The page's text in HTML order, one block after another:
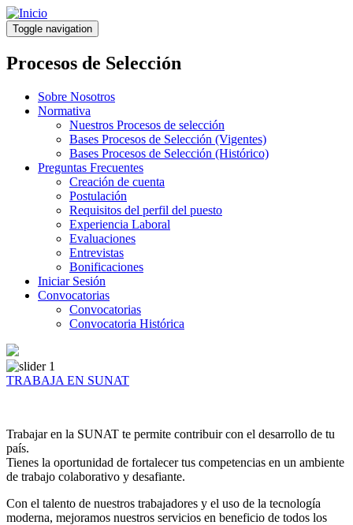
Pasar
al
contenido
principal
Toggle navigation
Procesos de Selección
Sobre Nosotros
Normativa
Nuestros Procesos de selección
Bases Procesos de Selección (Vigentes)
Bases Procesos de Selección (Histórico)
Preguntas Frecuentes
Creación de cuenta
Postulación
Requisitos del perfil del puesto
Experiencia Laboral
Evaluaciones
Entrevistas
Bonificaciones
Iniciar Sesión
Convocatorias
Convocatorias
Convocatoria Histórica
TRABAJA EN SUNAT
Trabajar en la SUNAT te permite contribuir con el desarrollo de tu
país.
Tienes la oportunidad de fortalecer tus competencias en un ambiente
de trabajo colaborativo y desafiante.
Con el talento de nuestros trabajadores y el uso de la tecnología
moderna, mejoramos nuestros servicios en beneficio de todos los